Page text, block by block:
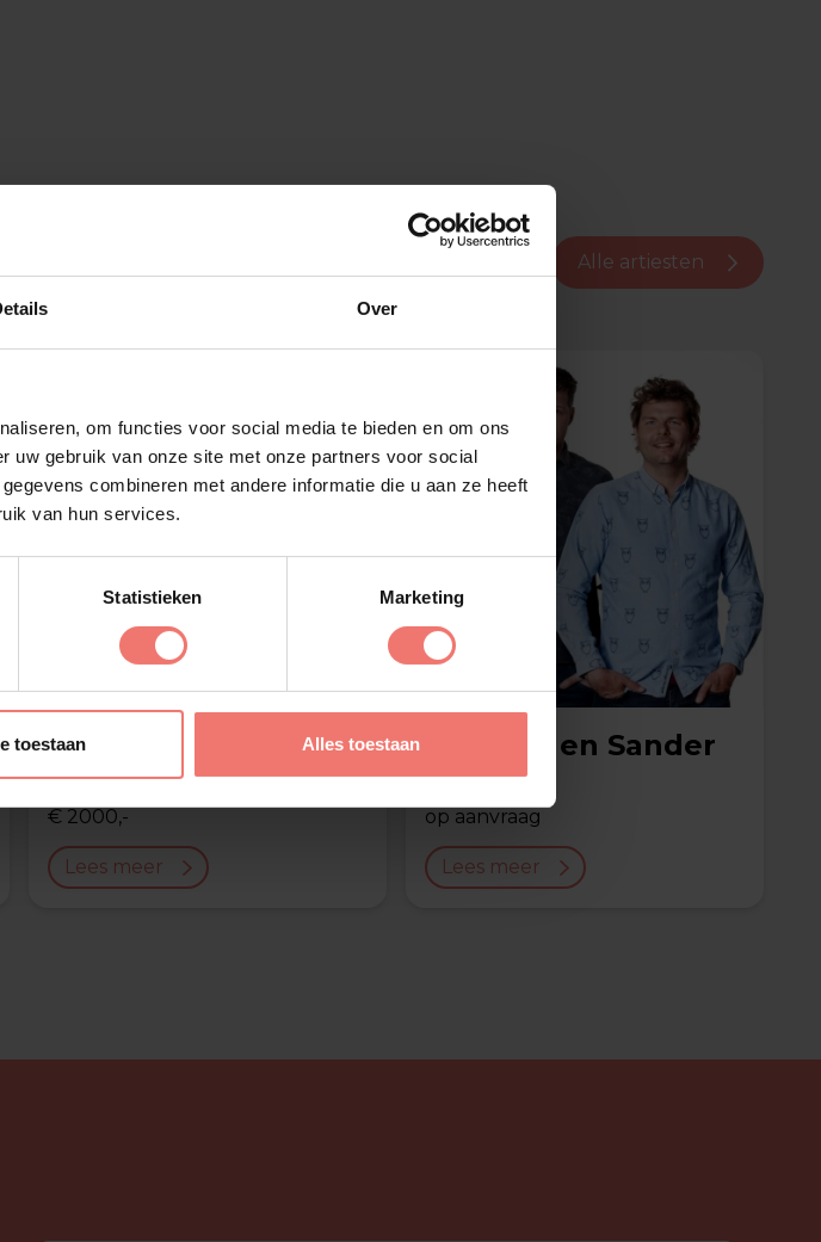
Over
om functies voor social media te bieden en om ons
uw gebruik van onze site met onze partners voor social
combineren met andere informatie die u aan ze heeft
van hun services.
Statistieken Marketing
toestaan Alles toestaan
Alle artiesten
Domien
Verschuuren
€ 2000,-
Lees meer
de Coen en Sander
Show
op aanvraag
Lees meer